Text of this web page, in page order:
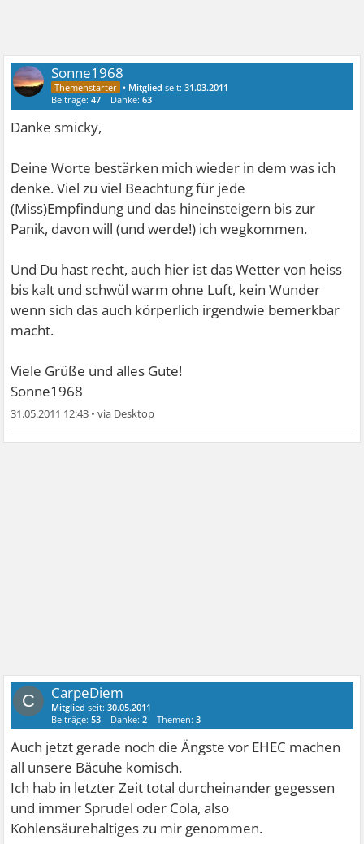
Sonne1968
• Mitglied seit:31.03.2011
Beiträge:47 Danke:63
Danke smicky,
Deine Worte bestärken mich wieder in dem was ich
denke. Viel zu viel Beachtung für jede
(Miss)Empfindung und das hineinsteigern bis zur
Panik, davon will (und werde!) ich wegkommen.
Und Du hast recht, auch hier ist das Wetter von heiss
bis kalt und schwül warm ohne Luft, kein Wunder
wenn sich das auch körperlich irgendwie bemerkbar
macht.
Viele Grüße und alles Gute!
Sonne1968
31.05.2011 12:43 •
C CarpeDiem
Mitglied seit:30.05.2011
Beiträge:53 Danke:2 Themen:3
Auch jetzt gerade noch die Ängste vor EHEC machen
all unsere Bäcuhe komisch.
Ich hab in letzter Zeit total durcheinander gegessen
und immer Sprudel oder Cola, also
Kohlensäurehaltiges zu mir genommen.